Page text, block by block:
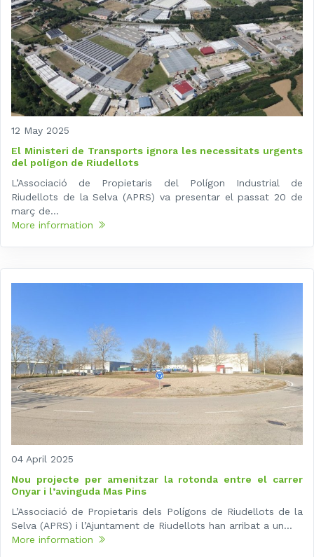
12 May 2025
El Ministeri de Transports ignora les necessitats urgents
del polígon de Riudellots
L’Associació de Propietaris del Polígon Industrial de
Riudellots de la Selva (APRS) va presentar el passat 20 de
març de...
More information
04 April 2025
Nou projecte per amenitzar la rotonda entre el carrer
Onyar i l’avinguda Mas Pins
L’Associació de Propietaris dels Polígons de Riudellots de la
Selva (APRS) i l’Ajuntament de Riudellots han arribat a un...
More information